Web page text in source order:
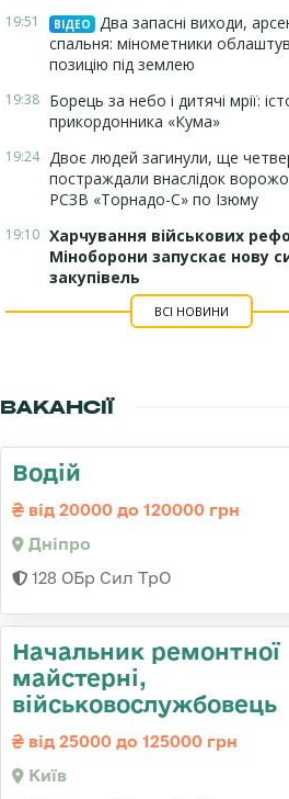
19:51 ВІДЕО
Два запасні виходи,
спальня: мінометники
позицію під землею
19:38 Борець за небо і дитячі мрії:
прикордонника «Кума»
19:24 Двоє людей загинули, ще
постраждали внаслідок
РСЗВ «Торнадо-С» по Ізюму
19:10 Харчування військових
Міноборони запускає нову
закупівель
ВСІ НОВИНИ
ВАКАНСІЇ
Водій
від 20000 до 120000 грн
Дніпро
128 ОБр Сил ТрО
Начальник ремонтної
майстерні,
військовослужбовець
від 25000 до 125000 грн
Київ